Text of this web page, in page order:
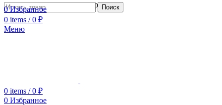
Сотрудничество с дизайнерамиПоиск
0Избранное
0 items / 0 ₽
Меню
0 items / 0 ₽
0 Избранное